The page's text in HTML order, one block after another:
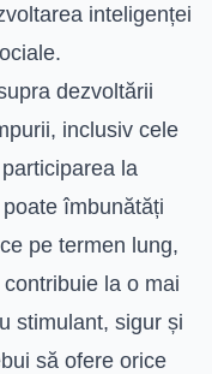
inteligenței
dezvoltării
inclusiv cele
la
îmbunătăți
pe termen lung,
la o mai
stimulant, sigur și
să ofere orice